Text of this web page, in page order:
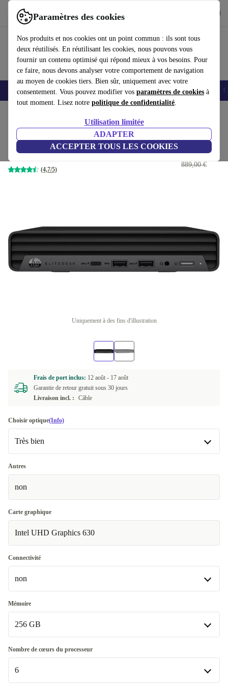
Paramètres des cookies
Nos produits et nos cookies ont un point commun : ils sont tous
deux réutilisés. En réutilisant les cookies, nous pouvons vous
fournir un contenu optimisé qui répond mieux à vos besoins. Pour
ce faire, nous devons analyser votre comportement de navigation
au moyen de cookies tiers. Bien sûr, uniquement avec votre
consentement. Vous pouvez modifier vos paramètres de cookies à
tout moment. Lisez notre politique de confidentialité.
Utilisation limitée
ADAPTER
ACCEPTER TOUS LES COOKIES
Utilisez refurbed rapidement et facilement
Smartphones Laptops Tablettes Montres connectées Accessoires
HP EliteDesk 800 G6 DM
i5-10500 | 8 GB | 256 GB SSD | Win 11 Pro
(4,7/5)
343,89 €
889,00 €
Uniquement à des fins d'illustration
Frais de port inclus: 12 août - 17 août
Garantie de retour gratuit sous 30 jours
Livraison incl. :
Câble
Choisir optique(Info)
Très bien
Très bien
Excellent
Autres
non
Carte graphique
Intel UHD Graphics 630
Connectivité
non
non
Disponible dans d'autres variantes
WiFi 802.11a/b/g/n/ac/ax, Bluetooth 5.2
Mémoire
256 GB
256 GB
512 GB +145,10 €
Nombre de cœurs du processeur
6